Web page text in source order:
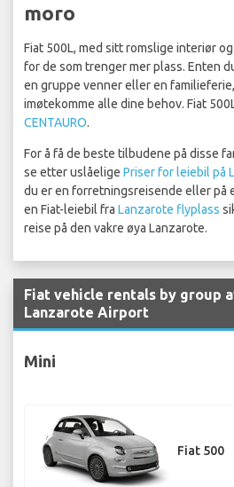
moro
Fiat 500L, med sitt romslige interiør
for de som trenger mer plass. Enten
en gruppe venner eller en
imøtekomme alle dine behov. Fiat
CENTAURO.
For å få de beste tilbudene på disse
se etter uslåelige Priser for leiebil på
du er en forretningsreisende eller på
en Fiat-leiebil fra Lanzarote flyplass
reise på den vakre øya Lanzarote.
Fiat vehicle rentals by group
Lanzarote Airport
Mini
Fiat 500